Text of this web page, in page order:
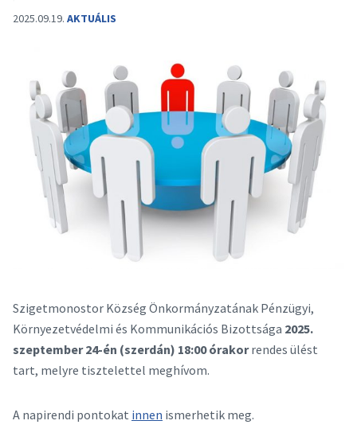
2025.09.19. AKTUÁLIS
Szigetmonostor Község Önkormányzatának Pénzügyi,
Környezetvédelmi és Kommunikációs Bizottsága 2025.
szeptember 24-én (szerdán) 18:00 órakorrendes ülést
tart, melyre tisztelettel meghívom.
A napirendi pontokat innen ismerhetik meg.